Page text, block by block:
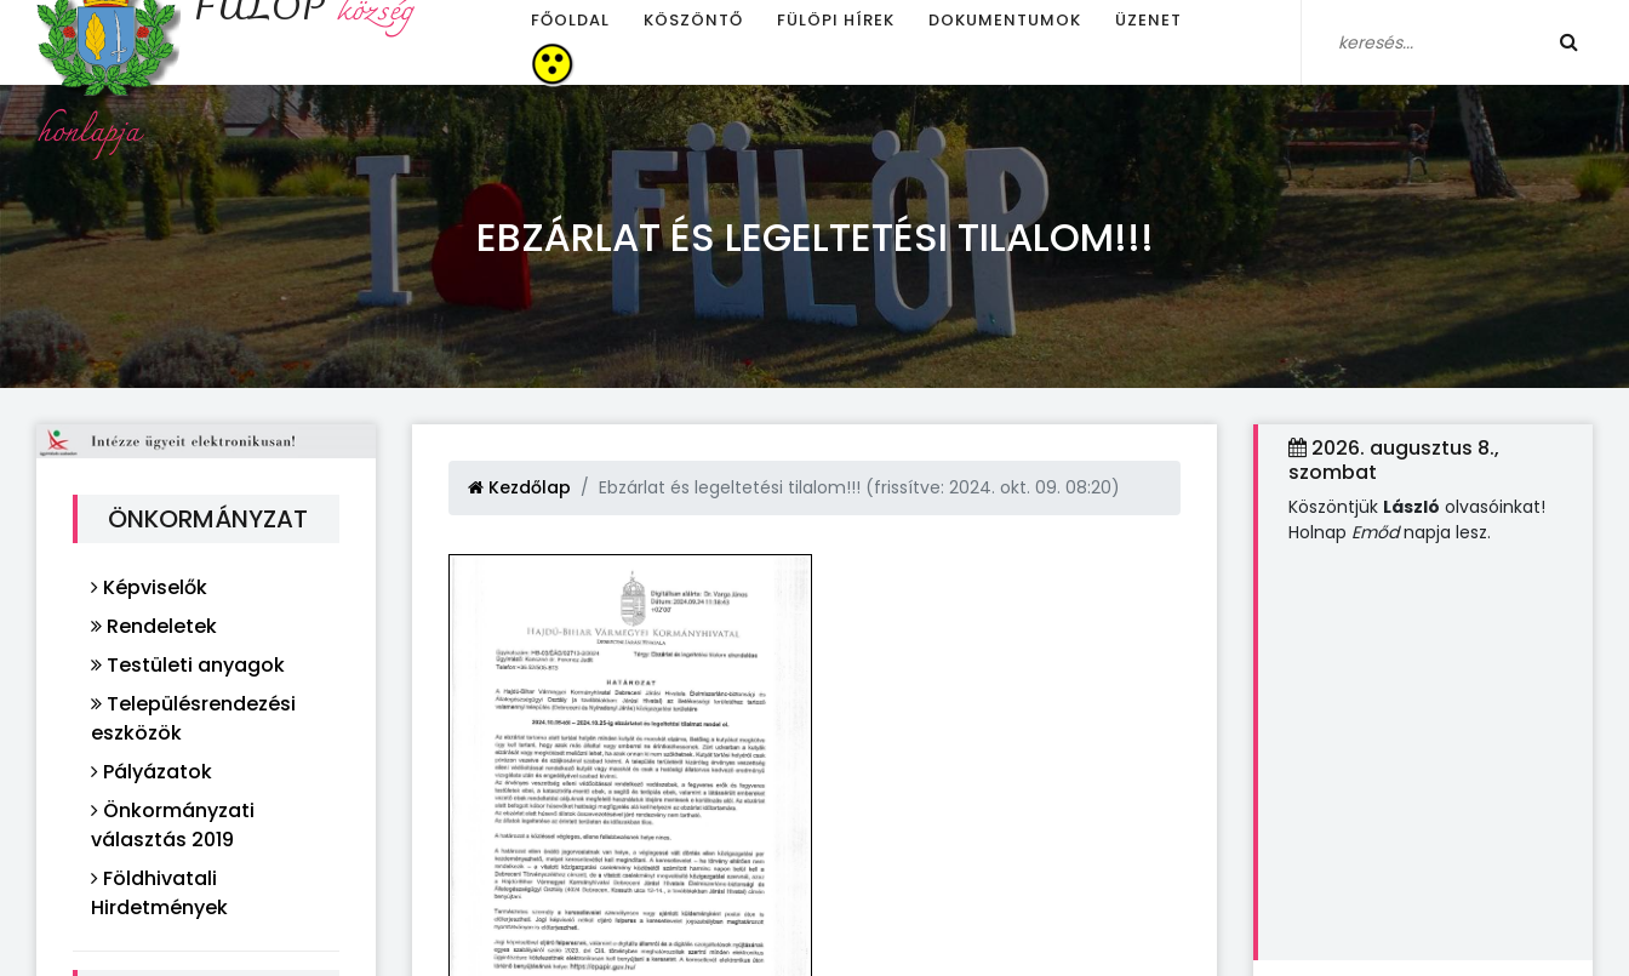
község
honlapja
FŐOLDAL KÖSZÖNTŐ FÜLÖPI HÍREK DOKUMENTUMOK ÜZENET
EBZÁRLAT ÉS LEGELTETÉSI TILALOM!!!
ÖNKORMÁNYZAT
Képviselők
Rendeletek
Testületi anyagok
Településrendezési
eszközök
Pályázatok
Önkormányzati
választás 2019
Földhivatali
Hirdetmények
Kezdőlap Ebzárlat és legeltetési tilalom!!! (frissítve: 2024. okt. 09. 08:20)
2026. augusztus 8.,
szombat
Köszöntjük László olvasóinkat!
Holnap Emődnapja lesz.